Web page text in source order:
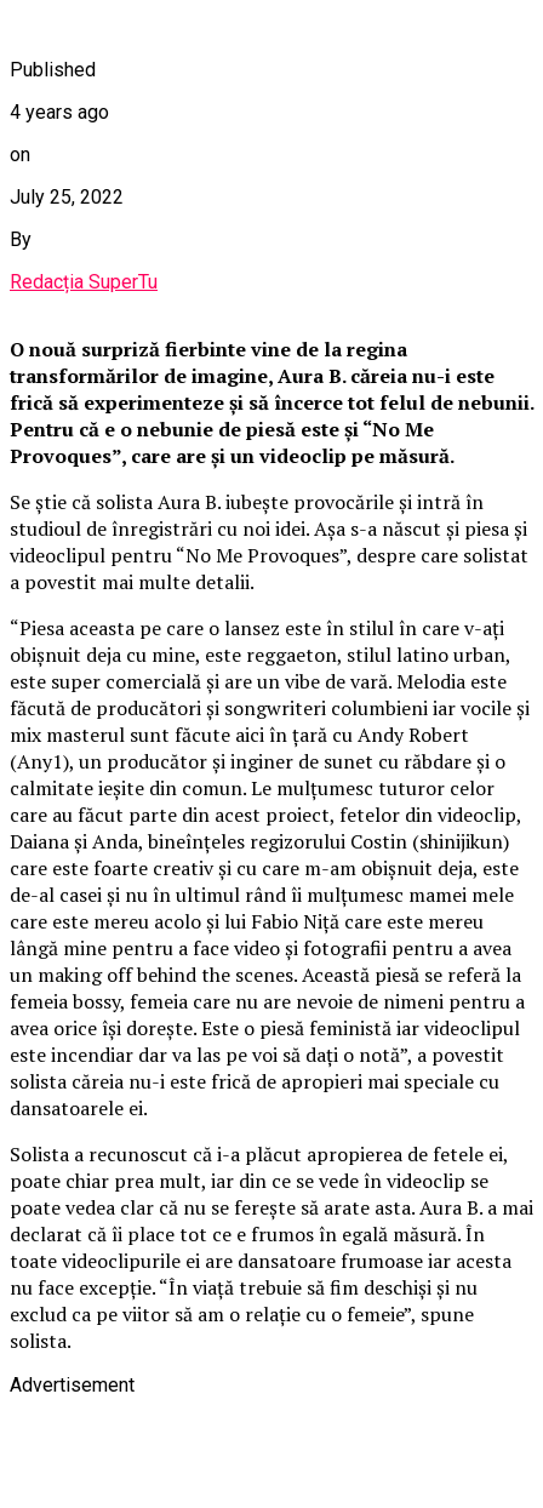
Published
4 years ago
on
July 25, 2022
By
Redacția SuperTu
O nouă surpriză fierbinte vine de la regina
transformărilor de imagine, Aura B. căreia nu-i este
frică să experimenteze și să încerce tot felul de nebunii.
Pentru că e o nebunie de piesă este și “No Me
Provoques”, care are și un videoclip pe măsură.
Se știe că solista Aura B. iubește provocările și intră în
studioul de înregistrări cu noi idei. Așa s-a născut și piesa și
videoclipul pentru “No Me Provoques”, despre care solistat
a povestit mai multe detalii.
“Piesa aceasta pe care o lansez este în stilul în care v-ați
obișnuit deja cu mine, este reggaeton, stilul latino urban,
este super comercială și are un vibe de vară. Melodia este
făcută de producători și songwriteri columbieni iar vocile și
mix masterul sunt făcute aici în țară cu Andy Robert
(Any1), un producător și inginer de sunet cu răbdare și o
calmitate ieșite din comun. Le mulțumesc tuturor celor
care au făcut parte din acest proiect, fetelor din videoclip,
Daiana și Anda, bineînțeles regizorului Costin (shinijikun)
care este foarte creativ și cu care m-am obișnuit deja, este
de-al casei și nu în ultimul rând îi mulțumesc mamei mele
care este mereu acolo și lui Fabio Niță care este mereu
lângă mine pentru a face video și fotografii pentru a avea
un making off behind the scenes. Această piesă se referă la
femeia bossy, femeia care nu are nevoie de nimeni pentru a
avea orice își dorește. Este o piesă feministă iar videoclipul
este incendiar dar va las pe voi să dați o notă”, a povestit
solista căreia nu-i este frică de apropieri mai speciale cu
dansatoarele ei.
Solista a recunoscut că i-a plăcut apropierea de fetele ei,
poate chiar prea mult, iar din ce se vede în videoclip se
poate vedea clar că nu se ferește să arate asta. Aura B. a mai
declarat că îi place tot ce e frumos în egală măsură. În
toate videoclipurile ei are dansatoare frumoase iar acesta
nu face excepție. “În viață trebuie să fim deschiși și nu
exclud ca pe viitor să am o relație cu o femeie”, spune
solista.
Advertisement